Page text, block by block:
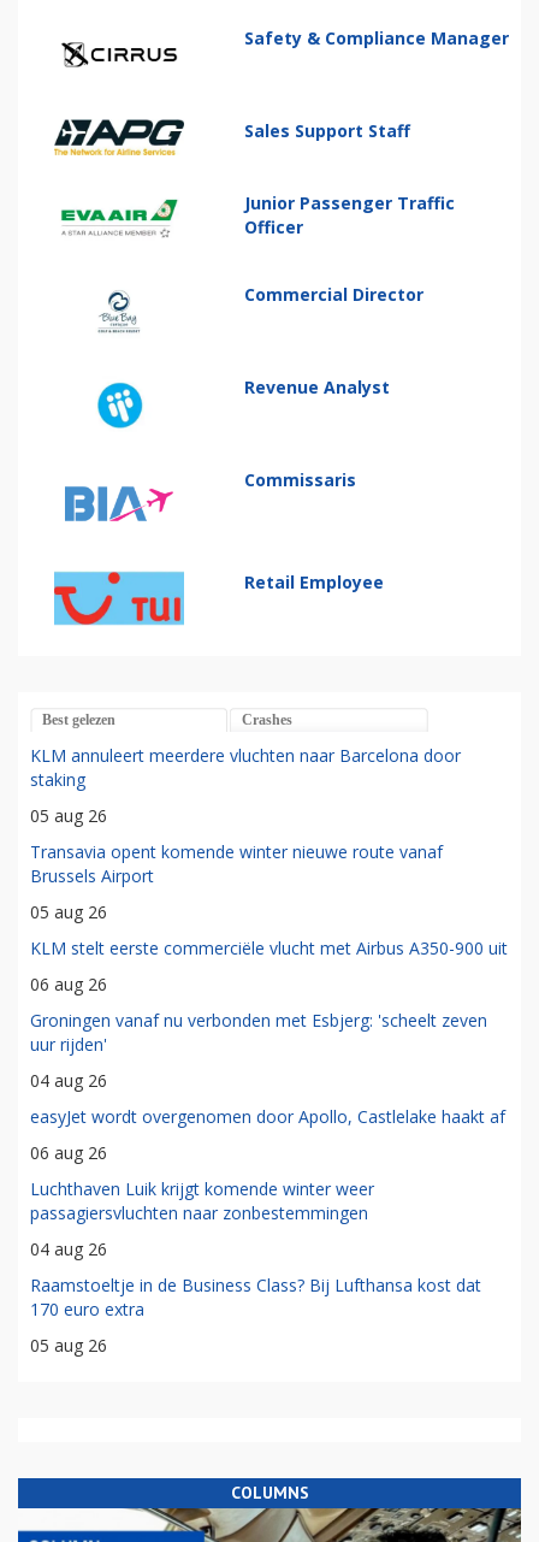
Safety & Compliance Manager
Sales Support Staff
Junior Passenger Traffic
Officer
Commercial Director
Revenue Analyst
Commissaris
Retail Employee
Best gelezen Crashes
KLM annuleert meerdere vluchten naar Barcelona door
staking
05 aug 26
Transavia opent komende winter nieuwe route vanaf
Brussels Airport
05 aug 26
KLM stelt eerste commerciële vlucht met Airbus A350-900 uit
06 aug 26
Groningen vanaf nu verbonden met Esbjerg: 'scheelt zeven
uur rijden'
04 aug 26
easyJet wordt overgenomen door Apollo, Castlelake haakt af
06 aug 26
Luchthaven Luik krijgt komende winter weer
passagiersvluchten naar zonbestemmingen
04 aug 26
Raamstoeltje in de Business Class? Bij Lufthansa kost dat
170 euro extra
05 aug 26
COLUMNS